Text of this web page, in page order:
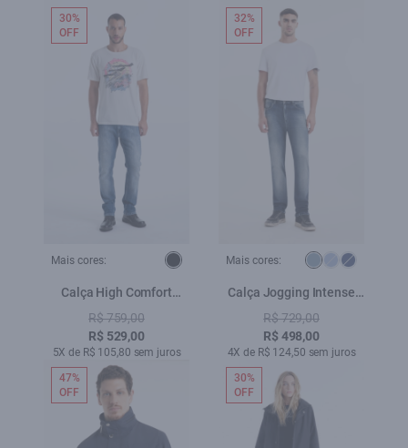
Mais cores:
Calça High Comfort
Stretch Skinny 5 Pockets
2149 - Lav.Medio C/ Rede
R$ 759,00
R$ 529,00
5X de R$ 105,80 sem juros
30%
OFF
Mais cores:
Calça Jogging Intense
Blue Straight Lav. Medio
R$ 729,00
R$ 498,00
4X de R$ 124,50 sem juros
32%
OFF
47%
OFF
30%
OFF